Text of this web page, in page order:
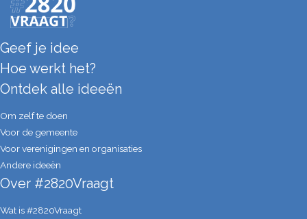
Geef je idee
Hoe werkt het?
Ontdek alle ideeën
Om zelf te doen
Voor de gemeente
Voor verenigingen en organisaties
Andere ideeën
Over #2820Vraagt
Wat is #2820Vraagt